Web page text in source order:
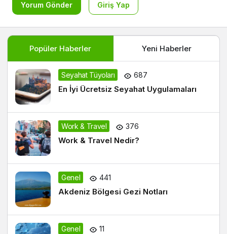
Yorum Gönder Giriş Yap
Popüler Haberler Yeni Haberler
Seyahat Tüyoları 687
En İyi Ücretsiz Seyahat Uygulamaları
Work & Travel 376
Work & Travel Nedir?
Genel 441
Akdeniz Bölgesi Gezi Notları
Genel 11